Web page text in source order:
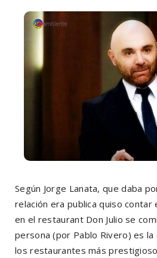
Según Jorge Lanata, que daba
relación era publica quiso contar
en el restaurant Don Julio se
persona (por Pablo Rivero) es la
los restaurantes más